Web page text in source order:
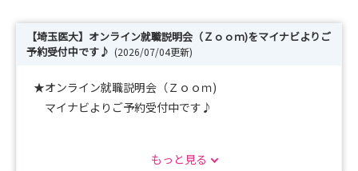
【埼玉医大】オンライン就職説明会（Ｚｏｏｍ)をマイナビよりご
予約受付中です♪ (2026/07/04更新)
★オンライン就職説明会（Ｚｏｏｍ)
マイナビよりご予約受付中です♪
3dab99240ad2963452dccf813832
もっと見る